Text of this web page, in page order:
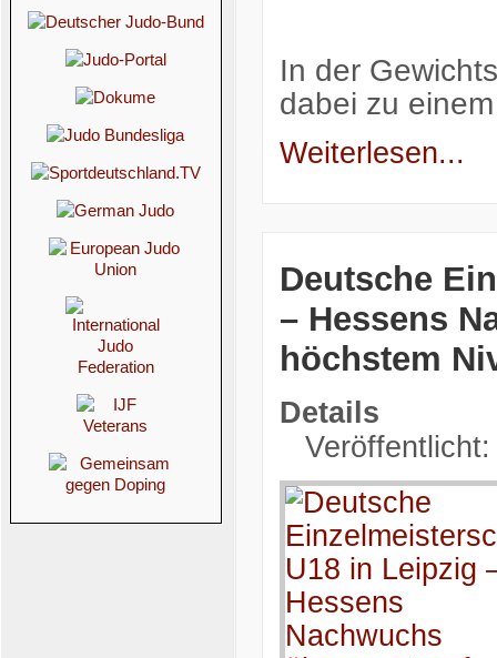
In der
dabei zu
Weiterlesen...
Deutsche
– Hessens
höchstem
Details